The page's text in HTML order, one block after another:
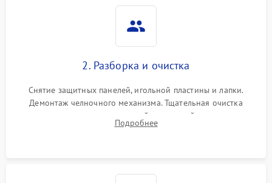
2. Разборка и очистка
Снятие защитных панелей, игольной пластины и лапки.
Демонтаж челночного механизма. Тщательная очистка
внутренних узлов от скопившейся тканевой пыли, очесов,
остатков старой смазки и обрывков нитей с помощью
Подробнее